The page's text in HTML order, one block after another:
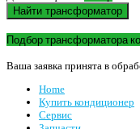
Найти трансформатор
Подбор трансформатора
Ваша заявка принята в
Home
Купить кондиционер
Сервис